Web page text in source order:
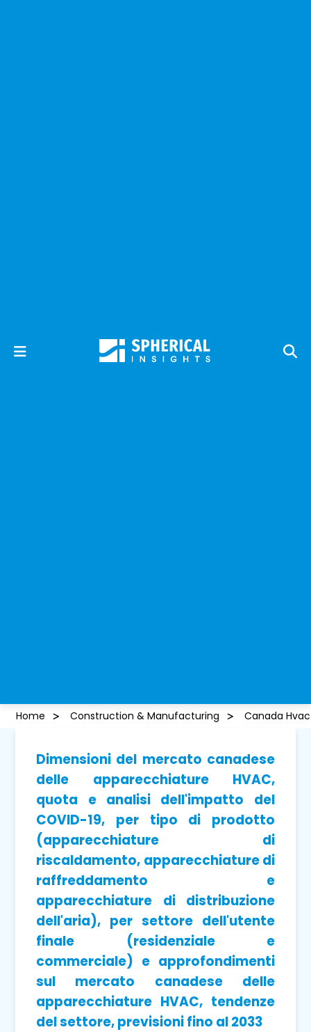
Home Construction & Manufacturing Canada
Dimensioni del mercato canadese
delle apparecchiature HVAC,
quota e analisi dell'impatto del
COVID-19, per tipo di prodotto
(apparecchiature di
riscaldamento, apparecchiature di
raffreddamento e
apparecchiature di distribuzione
dell'aria), per settore dell'utente
finale (residenziale e
commerciale) e approfondimenti
sul mercato canadese delle
apparecchiature HVAC, tendenze
del settore, previsioni fino al 2033